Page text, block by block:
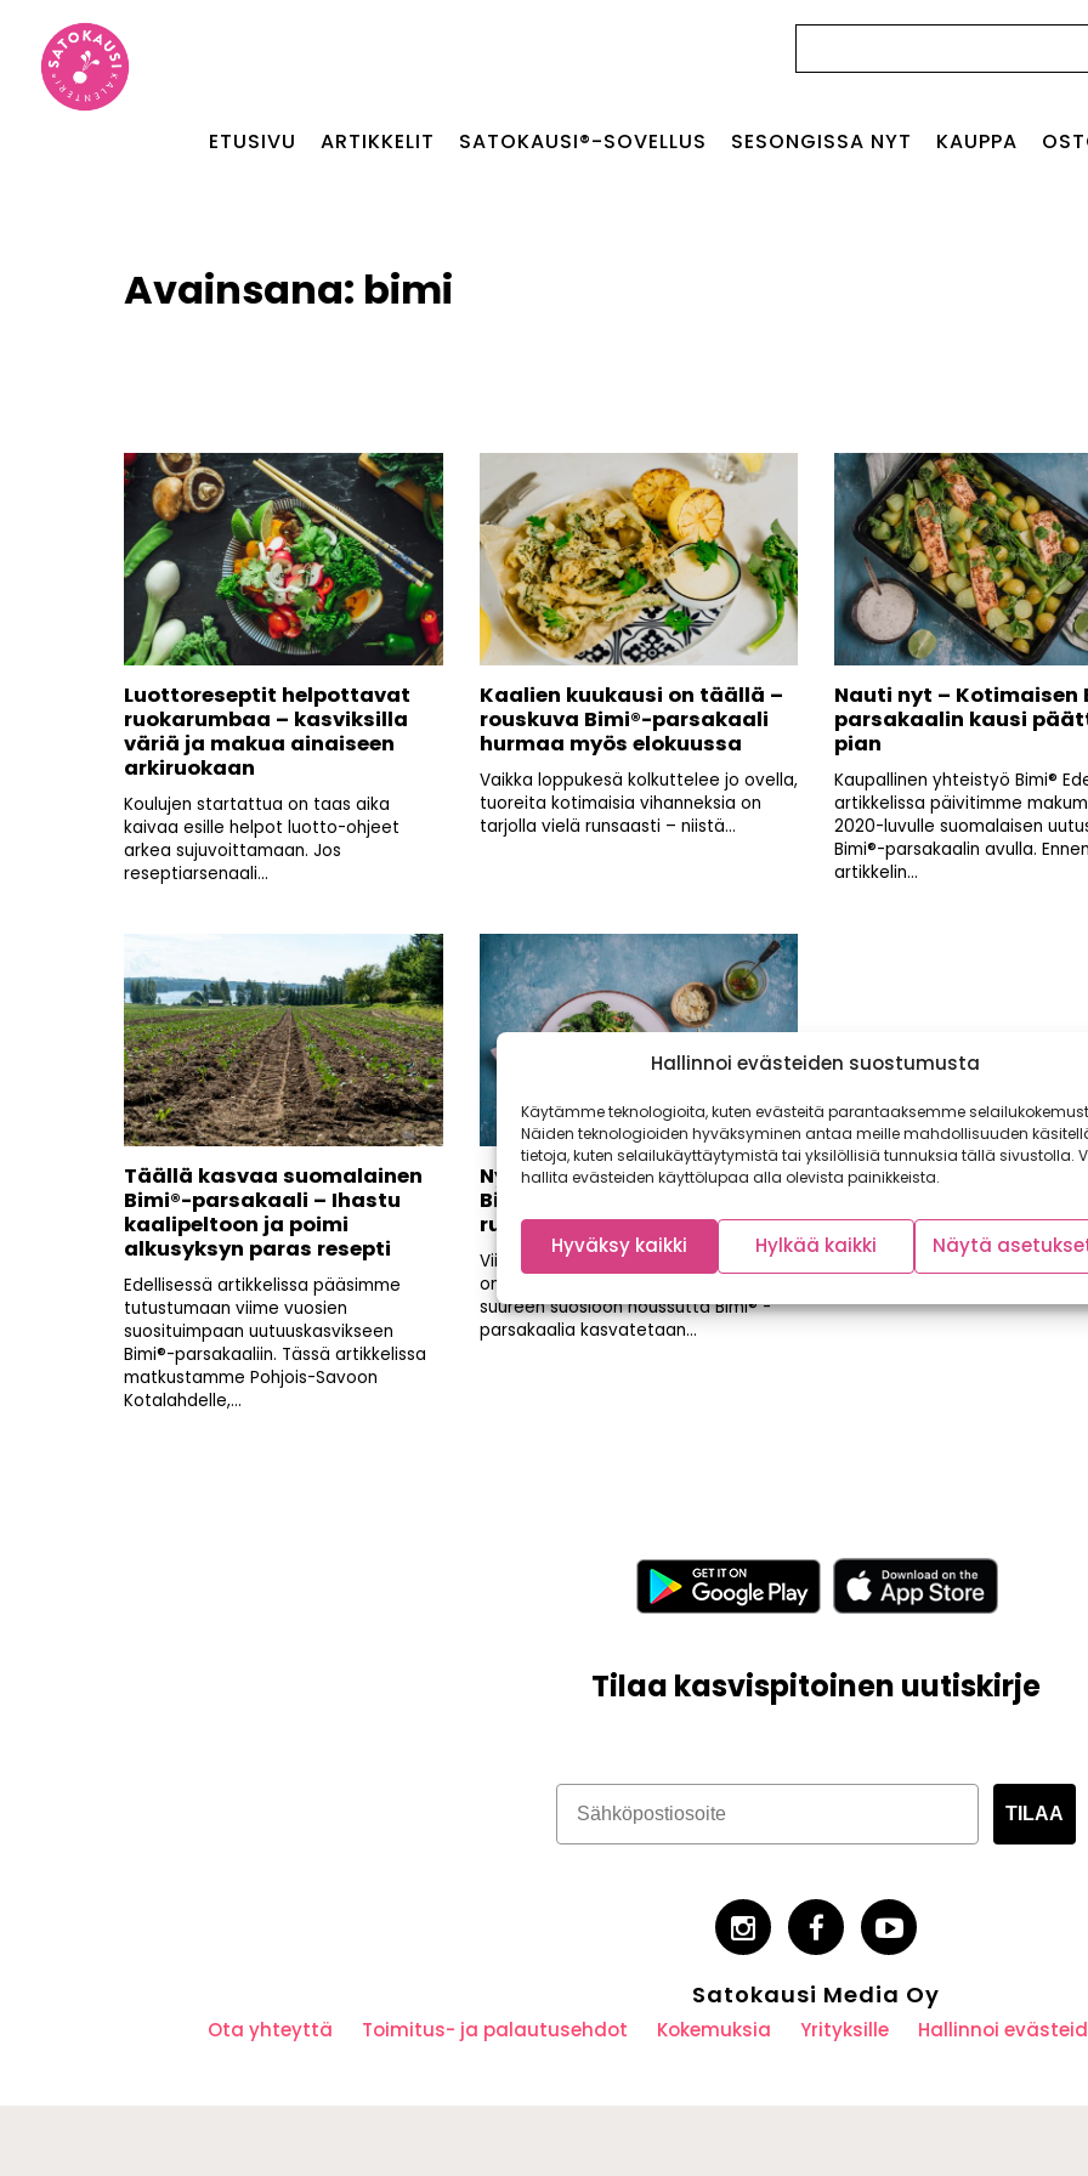
Hallinnoi evästeiden suostumusta
Käytämme teknologioita, kuten evästeitä parantaaksemme
Näiden teknologioiden hyväksyminen antaa meille mahdollisuuden
tietoja, kuten selailukäyttäytymistä tai yksilöllisiä tunnuksia tällä sivustolla.
hallita evästeiden käyttölupaa alla olevista painikkeista.
Hyväksy kaikki Hylkää kaikki Näytä
ETUSIVU ARTIKKELIT SATOKAUSI®-SOVELLUS SESONGISSA NYT KAUPPA
Avainsana: bimi
Luottoreseptit helpottavat
ruokarumbaa – kasviksilla
väriä ja makua ainaiseen
arkiruokaan
Koulujen startattua on taas aika
kaivaa esille helpot luotto-ohjeet
arkea sujuvoittamaan. Jos
reseptiarsenaali...
Kaalien kuukausi on täällä –
rouskuva Bimi®-parsakaali
hurmaa myös elokuussa
Vaikka loppukesä kolkuttelee jo ovella,
tuoreita kotimaisia vihanneksia on
tarjolla vielä runsaasti – niistä...
Nauti nyt – Kotimaisen
parsakaalin kausi
pian
Kaupallinen yhteistyö Bimi®
artikkelissa päivitimme
2020-luvulle suomalaisen
Bimi®-parsakaalin avulla.
artikkelin...
Täällä kasvaa suomalainen
Bimi®-parsakaali – Ihastu
kaalipeltoon ja poimi
alkusyksyn paras resepti
Edellisessä artikkelissa pääsimme
tutustumaan viime vuosien
suosituimpaan uutuuskasvikseen
Bimi®-parsakaaliin. Tässä artikkelissa
matkustamme Pohjois-Savoon
Kotalahdelle,...
Nyt sitä saa – suomalainen
Bimi® -parsakaali vyöryy
ruokakauppoihin
Viime vuosina parsakaalien tarjonta
on monipuolistunut merkittävästi ja
suureen suosioon noussutta Bimi® -
parsakaalia kasvatetaan...
Tilaa kasvispitoinen uutiskirje
TILAA
Satokausi Media Oy
Ota yhteyttä Toimitus- ja palautusehdot Kokemuksia Yrityksille Hallinnoi